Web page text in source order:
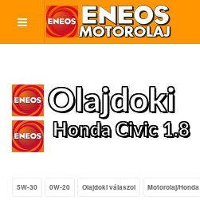
Olajdoki
Honda Civic 1.8
5W-30 0W-20 Olajdoki válaszol Motorolaj/Honda